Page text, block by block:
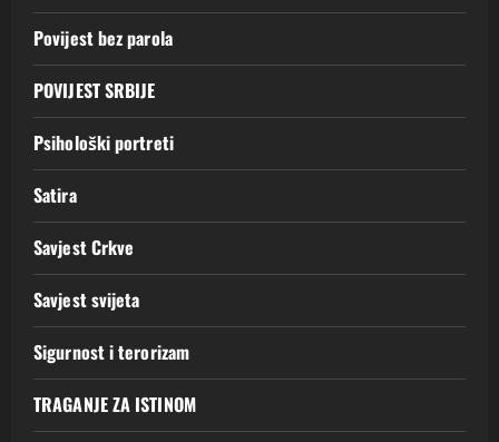
Povijest bez parola
POVIJEST SRBIJE
Psihološki portreti
Satira
Savjest Crkve
Savjest svijeta
Sigurnost i terorizam
TRAGANJE ZA ISTINOM